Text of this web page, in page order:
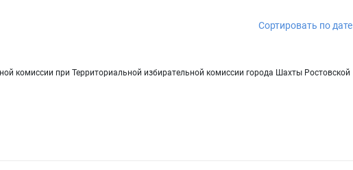
Сортировать по дате
комиссии при Территориальной избирательной комиссии города Шахты Ростовской